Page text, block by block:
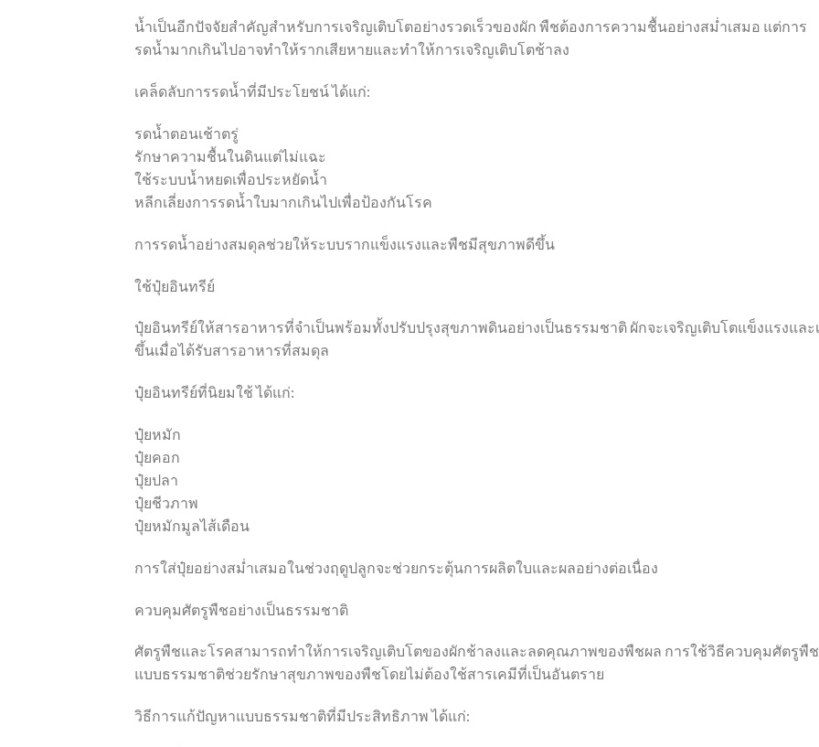
น้ำเป็นอีกปัจจัยสำคัญสำหรับการเจริญเติบโตอย่างรวดเร็วของผัก พืชต้องการความชื้นอย่างสม่ำเสมอ แต่การ
รดน้ำมากเกินไปอาจทำให้รากเสียหายและทำให้การเจริญเติบโตช้าลง
เคล็ดลับการรดน้ำที่มีประโยชน์ ได้แก่:
รดน้ำตอนเช้าตรู่
รักษาความชื้นในดินแต่ไม่แฉะ
ใช้ระบบน้ำหยดเพื่อประหยัดน้ำ
หลีกเลี่ยงการรดน้ำใบมากเกินไปเพื่อป้องกันโรค
การรดน้ำอย่างสมดุลช่วยให้ระบบรากแข็งแรงและพืชมีสุขภาพดีขึ้น
ใช้ปุ๋ยอินทรีย์
ปุ๋ยอินทรีย์ให้สารอาหารที่จำเป็นพร้อมทั้งปรับปรุงสุขภาพดินอย่างเป็นธรรมชาติ ผักจะเจริญเติบโตแข็งแรงและ
ขึ้นเมื่อได้รับสารอาหารที่สมดุล
ปุ๋ยอินทรีย์ที่นิยมใช้ ได้แก่:
ปุ๋ยหมัก
ปุ๋ยคอก
ปุ๋ยปลา
ปุ๋ยชีวภาพ
ปุ๋ยหมักมูลไส้เดือน
การใส่ปุ๋ยอย่างสม่ำเสมอในช่วงฤดูปลูกจะช่วยกระตุ้นการผลิตใบและผลอย่างต่อเนื่อง
ควบคุมศัตรูพืชอย่างเป็นธรรมชาติ
ศัตรูพืชและโรคสามารถทำให้การเจริญเติบโตของผักช้าลงและลดคุณภาพของพืชผล การใช้วิธีควบคุมศัตรูพืช
แบบธรรมชาติช่วยรักษาสุขภาพของพืชโดยไม่ต้องใช้สารเคมีที่เป็นอันตราย
วิธีการแก้ปัญหาแบบธรรมชาติที่มีประสิทธิภาพ ได้แก่: